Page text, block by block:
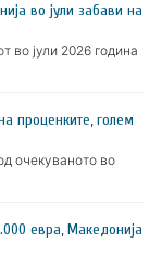
во јули забави на
во јули 2026 година
проценките, голем
очекуваното во
евра, Македонија